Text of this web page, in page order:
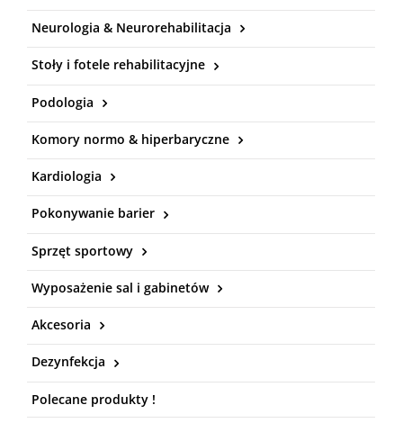
Neurologia & Neurorehabilitacja
Stoły i fotele rehabilitacyjne
Podologia
Komory normo & hiperbaryczne
Kardiologia
Pokonywanie barier
Sprzęt sportowy
Wyposażenie sal i gabinetów
Akcesoria
Dezynfekcja
Polecane produkty !